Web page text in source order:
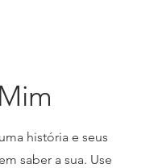
história e seus
saber a sua. Use